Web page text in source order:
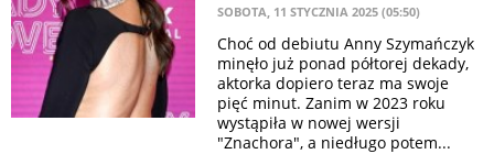
SOBOTA, 11 STYCZNIA 2025 (05:50)
Choć od debiutu Anny Szymańczyk
minęło już ponad półtorej dekady,
aktorka dopiero teraz ma swoje
pięć minut. Zanim w 2023 roku
wystąpiła w nowej wersji
"Znachora", a niedługo potem...